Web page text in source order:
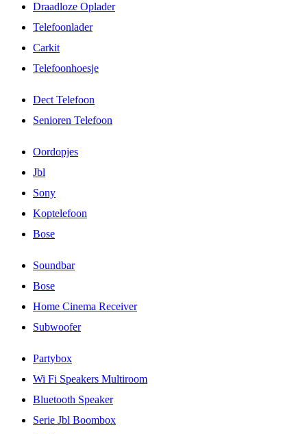
Draadloze Oplader
Telefoonlader
Carkit
Telefoonhoesje
Dect Telefoon
Senioren Telefoon
Oordopjes
Jbl
Sony
Koptelefoon
Bose
Soundbar
Bose
Home Cinema Receiver
Subwoofer
Partybox
Wi Fi Speakers Multiroom
Bluetooth Speaker
Serie Jbl Boombox